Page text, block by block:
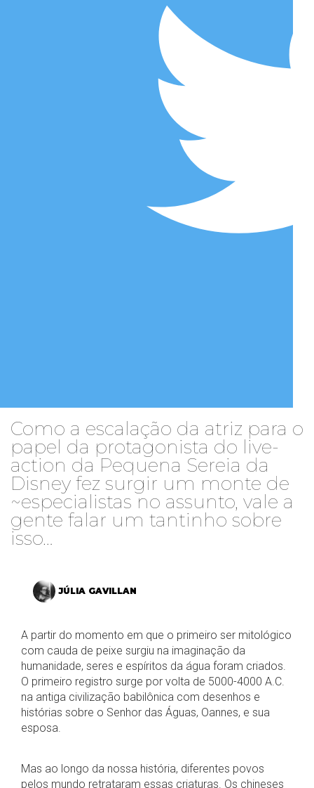
Como a escalação da atriz para o
papel da protagonista do live-
action da Pequena Sereia da
Disney fez surgir um monte de
~especialistas no assunto, vale a
gente falar um tantinho sobre
isso…
JÚLIA GAVILLAN
A partir do momento em que o primeiro ser mitológico
com cauda de peixe surgiu na imaginação da
humanidade, seres e espíritos da água foram criados.
O primeiro registro surge por volta de 5000-4000 A.C.
na antiga civilização babilônica com desenhos e
histórias sobre o Senhor das Águas, Oannes, e sua
esposa.
Mas ao longo da nossa história, diferentes povos
pelos mundo retrataram essas criaturas. Os chineses